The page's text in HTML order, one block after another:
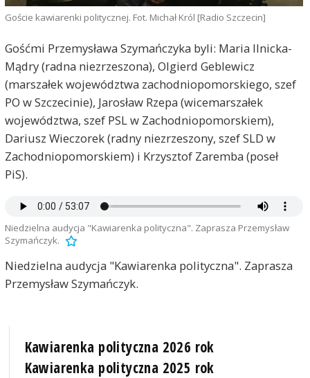
Goście kawiarenki politycznej. Fot. Michał Król [Radio Szczecin]
Gośćmi Przemysława Szymańczyka byli: Maria Ilnicka-
Mądry (radna niezrzeszona), Olgierd Geblewicz
(marszałek województwa zachodniopomorskiego, szef
PO w Szczecinie), Jarosław Rzepa (wicemarszałek
województwa, szef PSL w Zachodniopomorskiem),
Dariusz Wieczorek (radny niezrzeszony, szef SLD w
Zachodniopomorskiem) i Krzysztof Zaremba (poseł
PiS).
Niedzielna audycja "Kawiarenka polityczna". Zaprasza Przemysław
Szymańczyk.
Niedzielna audycja "Kawiarenka polityczna". Zaprasza
Przemysław Szymańczyk.
Kawiarenka polityczna 2026 rok
Kawiarenka polityczna 2025 rok